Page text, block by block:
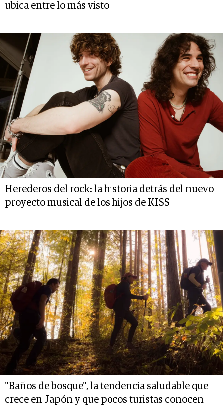
ubica entre lo más visto
Herederos del rock: la historia detrás del nuevo
proyecto musical de los hijos de KISS
"Baños de bosque", la tendencia saludable que
crece en Japón y que pocos turistas conocen